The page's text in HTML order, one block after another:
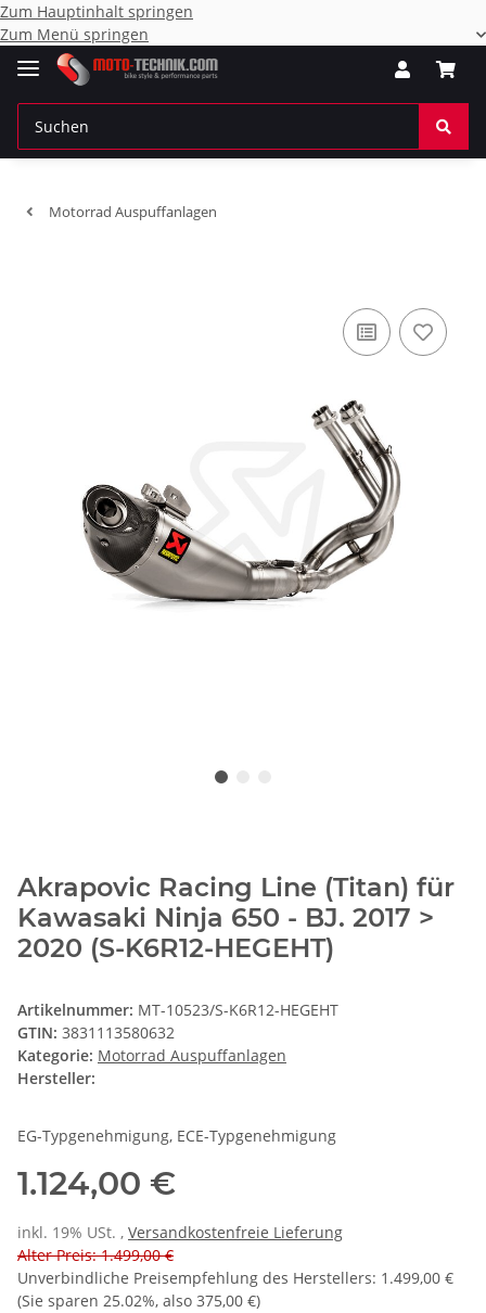
Zum Hauptinhalt springen
Zum Menü springen
Motorrad Auspuffanlagen
Akrapovic Racing Line (Titan) für
Kawasaki Ninja 650 - BJ. 2017 >
2020 (S-K6R12-HEGEHT)
Artikelnummer: MT-10523/S-K6R12-HEGEHT
GTIN: 3831113580632
Kategorie: Motorrad Auspuffanlagen
Hersteller:
EG-Typgenehmigung, ECE-Typgenehmigung
1.124,00 €
inkl. 19% USt. , Versandkostenfreie Lieferung
Alter Preis: 1.499,00 €
Unverbindliche Preisempfehlung des Herstellers: 1.499,00 €
(Sie sparen 25.02%, also 375,00 €)